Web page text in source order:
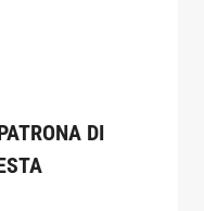
DI